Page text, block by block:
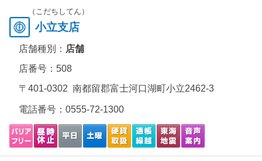
（こだちしてん）
小立支店
店舗種別： 店舗
店番号：508
〒401-0302 南都留郡富士河口湖町小立2462-3
電話番号： 0555-72-1300